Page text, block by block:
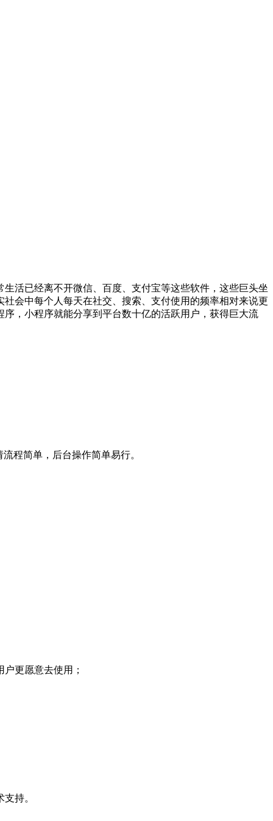
生活已经离不开微信、百度、支付宝等这些软件，这些巨头坐
会中每个人每天在社交、搜索、支付使用的频率相对来说更
序，小程序就能分享到平台数十亿的活跃用户，获得巨大流
程简单，后台操作简单易行。
更愿意去使用；
持。